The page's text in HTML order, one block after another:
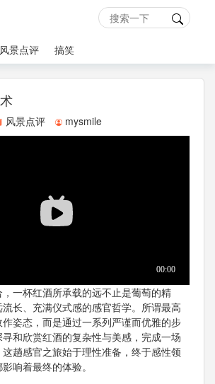
风景点评 搞笑
风景点评 mysmile
一杯红酒所承载的远不止是葡萄的精
长、充满仪式感的感官哲学。所谓最高
姿态，而是通过一系列严谨而优雅的步
和欣赏红酒的复杂性与美感，完成一场
趟感官之旅始于理性准备，终于感性领
响着最终的体验。